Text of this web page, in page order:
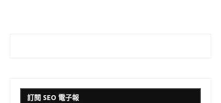
訂閱 SEO 電子報